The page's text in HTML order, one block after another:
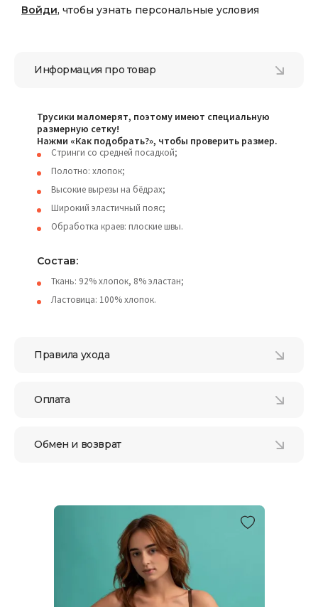
Войди, чтобы узнать персональные условия
Информация про товар
Трусики маломерят, поэтому имеют специальную
размерную сетку!
Нажми «Как подобрать?», чтобы проверить размер.
Стринги со средней посадкой;
Полотно: хлопок;
Высокие вырезы на бёдрах;
Широкий эластичный пояс;
Обработка краев: плоские швы.
Состав:
Ткань: 92% хлопок, 8% эластан;
Ластовица: 100% хлопок.
Правила ухода
Оплата
Обмен и возврат